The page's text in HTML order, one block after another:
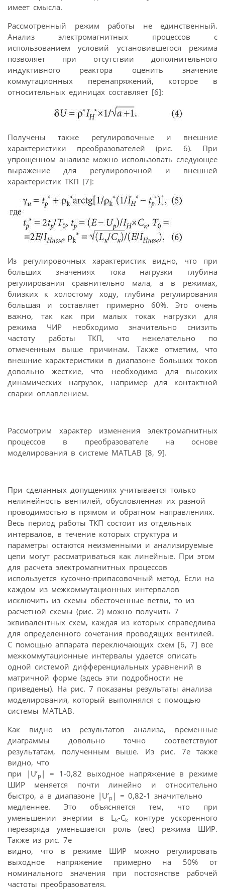
имеет смысла.
Рассмотренный режим работы не единственный.
Анализ электромагнитных процессов с
использованием условий установившегося режима
позволяет при отсутствии дополнительного
индуктивного реактора оценить значение
коммутационных перенапряжений, которое в
относительных единицах составляет [6]:
Получены также регулировочные и внешние
характеристики преобразователей (рис. 6). При
упрощенном анализе можно использовать следующее
выражение для регулировочной и внешней
характеристик ТКП [7]:
Из регулировочных характеристик видно, что при
больших значениях тока нагрузки глубина
регулирования сравнительно мала, а в режимах,
близких к холостому ходу, глубина регулирования
большая и составляет примерно 60%. Это очень
важно, так как при малых токах нагрузки для
режима ЧИР необходимо значительно снизить
частоту работы ТКП, что нежелательно по
отмеченным выше причинам. Также отметим, что
внешние характеристики в диапазоне больших токов
довольно жесткие, что необходимо для высоких
динамических нагрузок, например для контактной
сварки оплавлением.
Рассмотрим характер изменения электромагнитных
процессов в преобразователе на основе
моделирования в системе MATLAB [8, 9].
При сделанных допущениях учитывается только
нелинейность вентилей, обусловленная их разной
проводимостью в прямом и обратном направлениях.
Весь период работы ТКП состоит из отдельных
интервалов, в течение которых структура и
параметры остаются неизменными и анализируемые
цепи могут рассматриваться как линейные. При этом
для расчета электромагнитных процессов
используется кусочно-припасовочный метод. Если на
каждом из межкоммутационных интервалов
исключить из схемы обесточенные ветви, то из
расчетной схемы (рис. 2) можно получить 7
эквивалентных схем, каждая из которых справедлива
для определенного сочетания проводящих вентилей.
С помощью аппарата переключающих схем [6, 7] все
межкоммутационные интервалы удается описать
одной системой дифференциальных уравнений в
матричной форме (здесь эти подробности не
приведены). На рис. 7 показаны результаты анализа
моделирования, который выполнялся с помощью
системы MATLAB.
Как видно из результатов анализа, временные
диаграммы довольно точно соответствуют
результатам, полученным выше. Из рис. 7е также
видно, что
при |U’p | = 1-0,82 выходное напряжение в режиме
ШИР меняется почти линейно и относительно
быстро, а в диапазоне |U’p | = 0,82-1 значительно
медленнее. Это объясняется тем, что при
уменьшении энергии в Lk-Ck
контуре ускоренного
перезаряда уменьшается роль (вес) режима ШИР.
Также из рис. 7е
видно, что в режиме ШИР можно регулировать
выходное напряжение примерно на 50% от
номинального значения при постоянстве рабочей
частоты преобразователя.